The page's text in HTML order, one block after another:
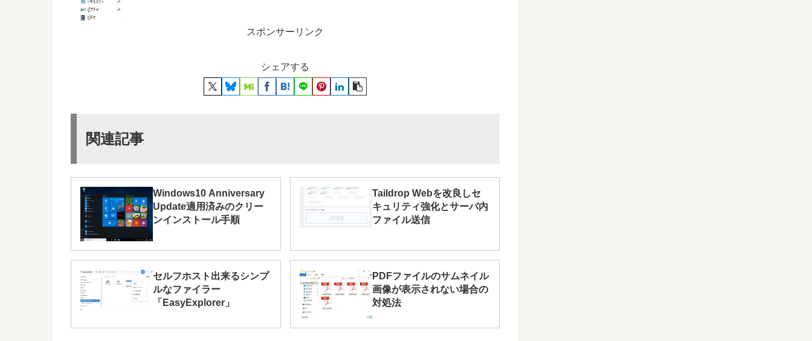
スポンサーリンク
シェアする
関連記事
Windows10 Anniversary
Update適用済みのクリー
ンインストール手順
Taildrop Webを改良しセ
キュリティ強化とサーバ内
ファイル送信
セルフホスト出来るシンプ
ルなファイラー
「EasyExplorer」
PDFファイルのサムネイル
画像が表示されない場合の
対処法